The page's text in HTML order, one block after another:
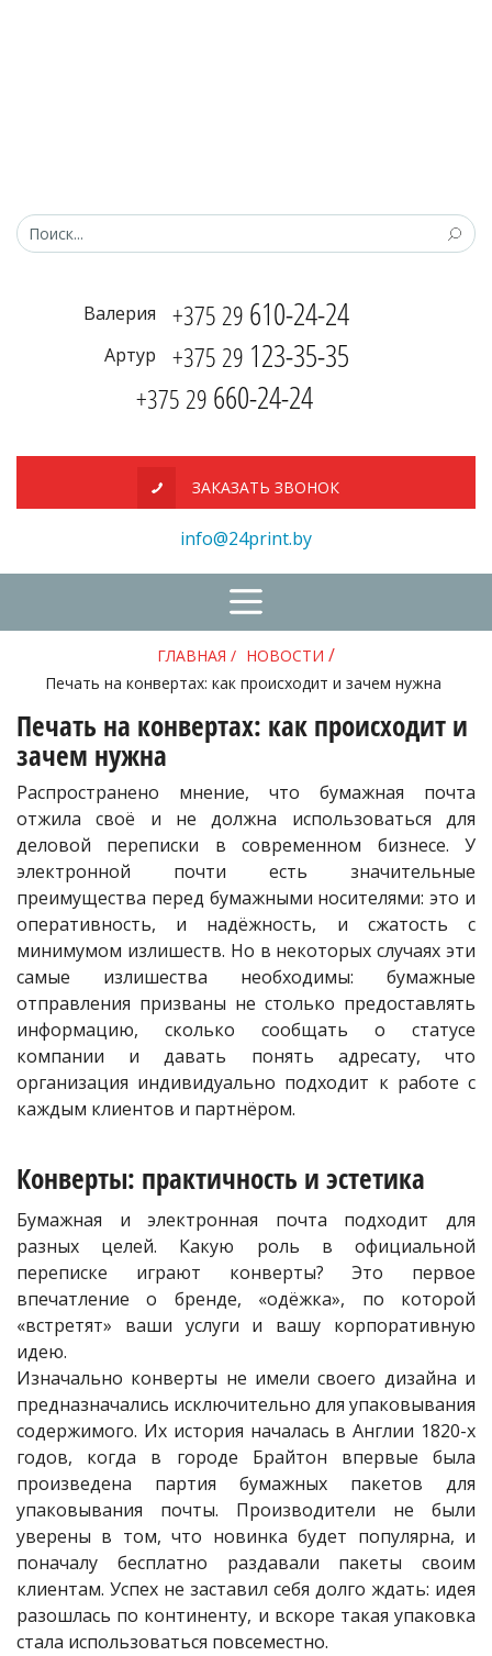
Валерия +375 29 610-24-24
Артур +375 29 123-35-35
+375 29 660-24-24
ЗАКАЗАТЬ ЗВОНОК
info@24print.by
ГЛАВНАЯ / НОВОСТИ /
Печать на конвертах: как происходит и зачем нужна
Печать на конвертах: как происходит и
зачем нужна
Распространено мнение, что бумажная почта
отжила своё и не должна использоваться для
деловой переписки в современном бизнесе. У
электронной почти есть значительные
преимущества перед бумажными носителями: это и
оперативность, и надёжность, и сжатость с
минимумом излишеств. Но в некоторых случаях эти
самые излишества необходимы: бумажные
отправления призваны не столько предоставлять
информацию, сколько сообщать о статусе
компании и давать понять адресату, что
организация индивидуально подходит к работе с
каждым клиентов и партнёром.
Конверты: практичность и эстетика
Бумажная и электронная почта подходит для
разных целей. Какую роль в официальной
переписке играют конверты? Это первое
впечатление о бренде, «одёжка», по которой
«встретят» ваши услуги и вашу корпоративную
идею.
Изначально конверты не имели своего дизайна и
предназначались исключительно для упаковывания
содержимого. Их история началась в Англии 1820-х
годов, когда в городе Брайтон впервые была
произведена партия бумажных пакетов для
упаковывания почты. Производители не были
уверены в том, что новинка будет популярна, и
поначалу бесплатно раздавали пакеты своим
клиентам. Успех не заставил себя долго ждать: идея
разошлась по континенту, и вскоре такая упаковка
стала использоваться повсеместно.